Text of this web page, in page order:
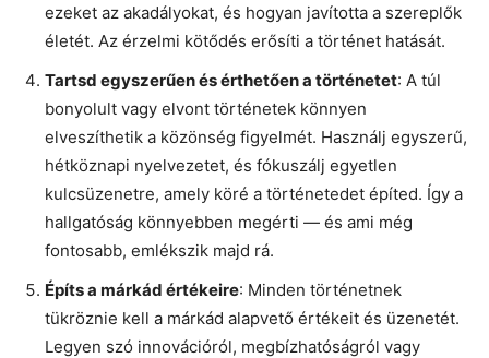
ezeket az akadályokat, és hogyan javította a szereplők
életét. Az érzelmi kötődés erősíti a történet hatását.
Tartsd egyszerűen és érthetően a történetet: A túl
bonyolult vagy elvont történetek könnyen
elveszíthetik a közönség figyelmét. Használj egyszerű,
hétköznapi nyelvezetet, és fókuszálj egyetlen
kulcsüzenetre, amely köré a történetedet építed. Így a
hallgatóság könnyebben megérti — és ami még
fontosabb, emlékszik majd rá.
Építs a márkád értékeire: Minden történetnek
tükröznie kell a márkád alapvető értékeit és üzenetét.
Legyen szó innovációról, megbízhatóságról vagy